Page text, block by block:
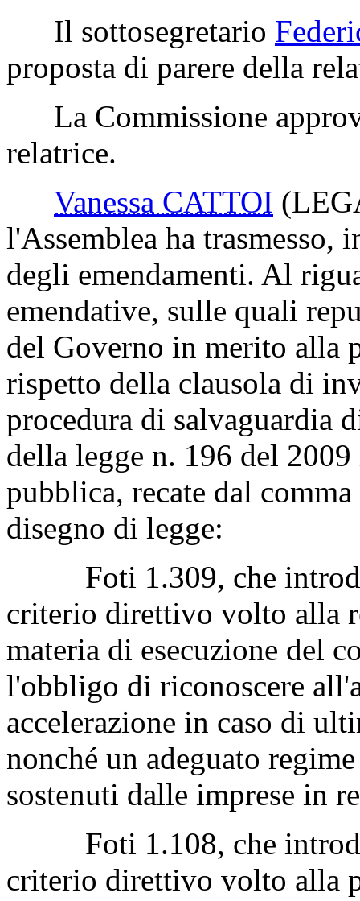
Il sottosegretario
proposta di parere della
La Commissione
relatrice.
Vanessa CATTOI
l'Assemblea ha trasmesso,
degli emendamenti. Al
emendative, sulle quali
del Governo in merito alla
rispetto della clausola di
procedura di salvaguardia
della legge n. 196 del
pubblica, recate dal
disegno di legge:
Foti 1.309, che
criterio direttivo volto alla
materia di esecuzione del
l'obbligo di riconoscere
accelerazione in caso di
nonché un adeguato
sostenuti dalle imprese in
Foti 1.108, che
criterio direttivo volto alla